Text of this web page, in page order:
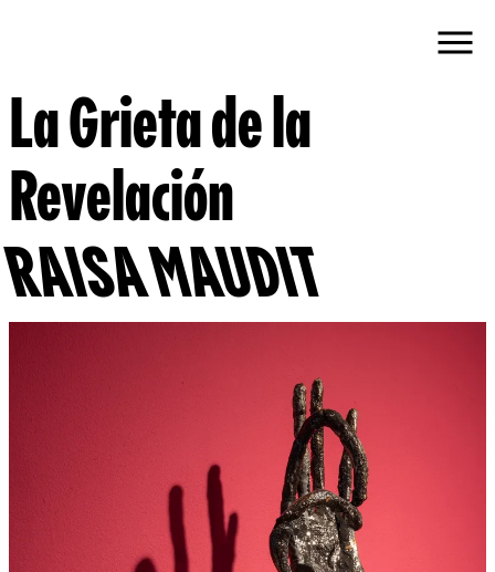
La Grieta de la
Revelación
RAISA MAUDIT